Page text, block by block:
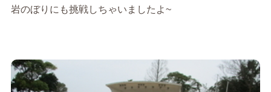
岩のぼりにも挑戦しちゃいましたよ~